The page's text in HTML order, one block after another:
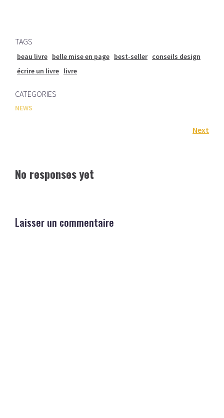
TAGS
beau livre belle mise en page best-seller conseils design
écrire un livre livre
CATEGORIES
NEWS
Next
No responses yet
Laisser un commentaire